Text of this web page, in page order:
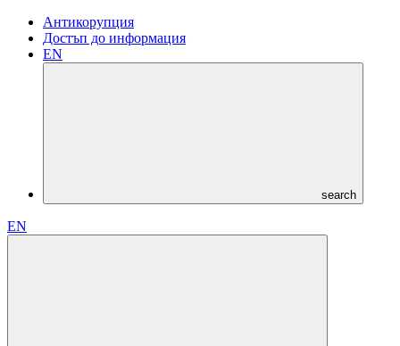
Антикорупция
Достъп до информация
EN
search
EN